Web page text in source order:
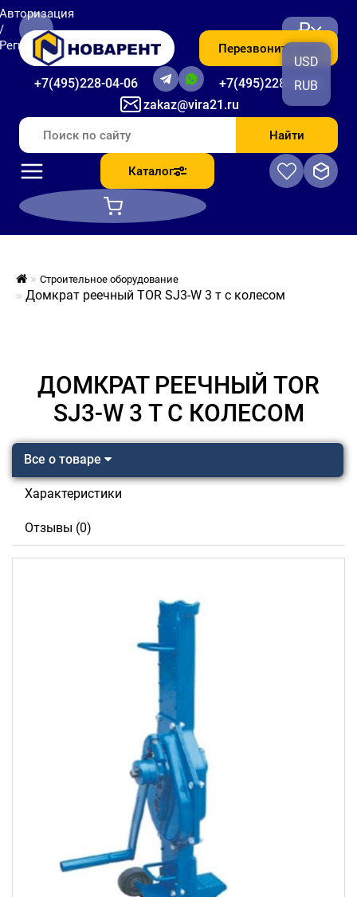
zakaz@vira21.ru
+7(495)228-04-06 +7(495)228-06-56
Перезвоните мне
₽
USD
RUB
Найти
Каталог
Строительное оборудование
Домкрат реечный TOR SJ3-W 3 т с колесом
ДОМКРАТ РЕЕЧНЫЙ TOR
SJ3-W 3 Т С КОЛЕСОМ
Все о товаре
Характеристики
Отзывы (0)